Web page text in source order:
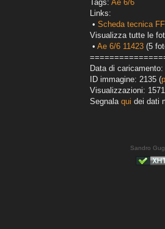
Tags: Ae 6/6
Links:
• Scheda tecnica
Visualizza tutte le
• Ae 6/6 11423 (5
Data di
ID immagine: 2135 (
Visualizzazioni: 1571
Segnala qui dei dati
Sandro